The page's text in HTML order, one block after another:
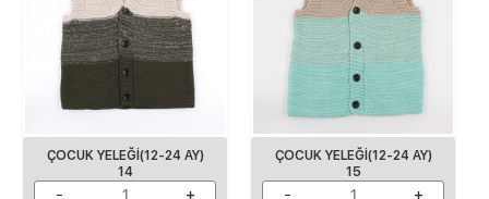
ÇOCUK YELEĞI(12-24 AY)
14
ÇOCUK YELEĞI(12-24 AY)
15